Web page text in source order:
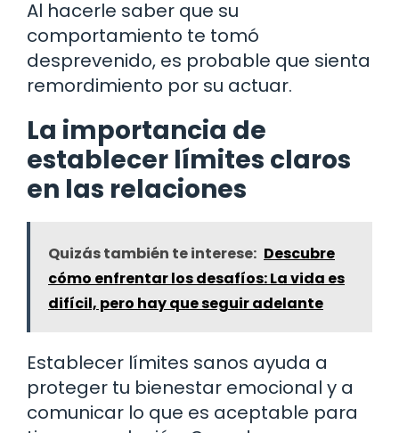
Al hacerle saber que su
comportamiento te tomó
desprevenido, es probable que sienta
remordimiento por su actuar.
La importancia de
establecer límites claros
en las relaciones
Quizás también te interese: Descubre
cómo enfrentar los desafíos: La vida es
difícil, pero hay que seguir adelante
Establecer límites sanos ayuda a
proteger tu bienestar emocional y a
comunicar lo que es aceptable para